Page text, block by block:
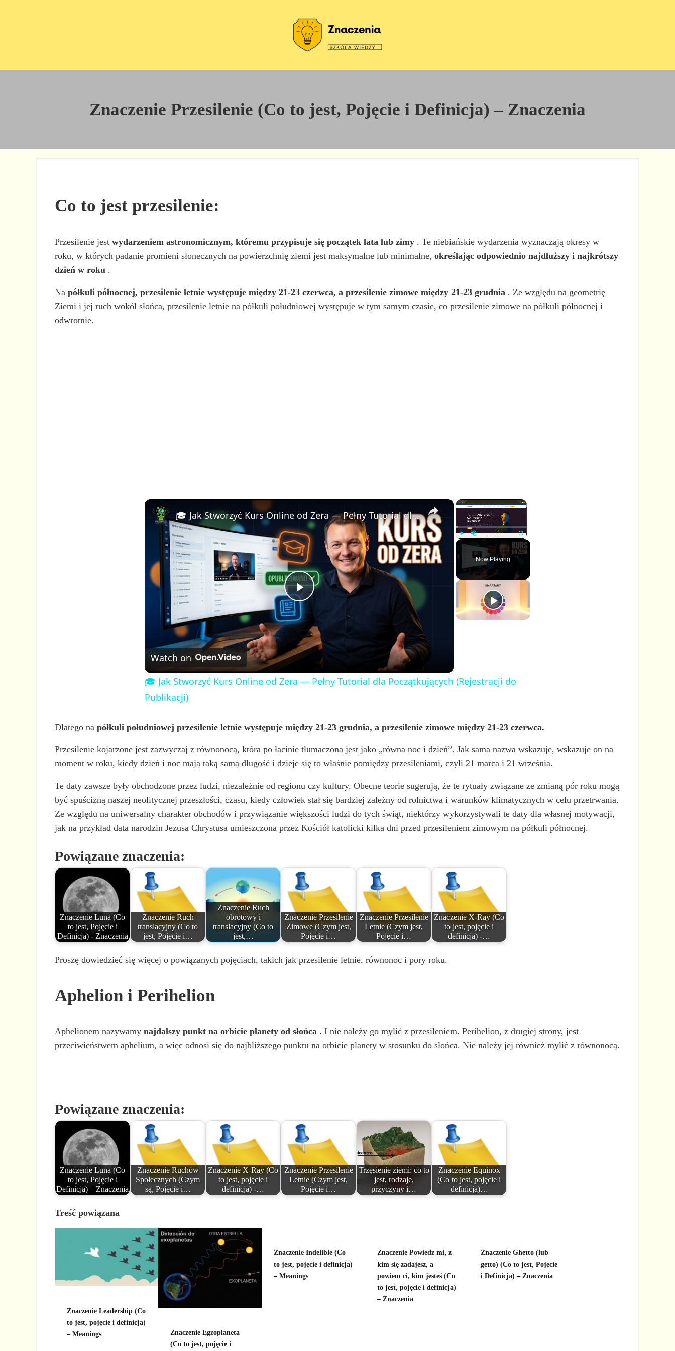
Znaczenie Przesilenie (Co to jest, Pojęcie i Definicja) – Znaczenia
Co to jest przesilenie:
Przesilenie jestwydarzeniem astronomicznym, któremu przypisuje się początek lata lub zimy . Te niebiańskie wydarzenia wyznaczają okresy w
roku, w których padanie promieni słonecznych na powierzchnię ziemi jest maksymalne lub minimalne,określając odpowiednio najdłuższy i najkrótszy
dzień w roku .
Napółkuli północnej, przesilenie letnie występuje między 21-23 czerwca, a przesilenie zimowe między 21-23 grudnia . Ze względu na geometrię
Ziemi i jej ruch wokół słońca, przesilenie letnie na półkuli południowej występuje w tym samym czasie, co przesilenie zimowe na półkuli północnej i
odwrotnie.
×
P
a
y
n
u
F
l
Now Playing
×
P
a
V
i
d
e
🎓 Jak Stworzyć Kurs Online od Zera — Pełny Tutorial dla Początkujących (Rejestracji do Publikacji)
Watch on
🎓 Jak Stworzyć Kurs Online od Zera — Pełny Tutorial dla Początkujących (Rejestracji do
Publikacji)
Dlatego napółkuli południowej przesilenie letnie występuje między 21-23 grudnia, a przesilenie zimowe między 21-23 czerwca.
Przesilenie kojarzone jest zazwyczaj z równonocą, która po łacinie tłumaczona jest jako „równa noc i dzień”. Jak sama nazwa wskazuje, wskazuje on na
moment w roku, kiedy dzień i noc mają taką samą długość i dzieje się to właśnie pomiędzy przesileniami, czyli 21 marca i 21 września.
Te daty zawsze były obchodzone przez ludzi, niezależnie od regionu czy kultury. Obecne teorie sugerują, że te rytuały związane ze zmianą pór roku mogą
być spuścizną naszej neolitycznej przeszłości, czasu, kiedy człowiek stał się bardziej zależny od rolnictwa i warunków klimatycznych w celu przetrwania.
Ze względu na uniwersalny charakter obchodów i przywiązanie większości ludzi do tych świąt, niektórzy wykorzystywali te daty dla własnej motywacji,
jak na przykład data narodzin Jezusa Chrystusa umieszczona przez Kościół katolicki kilka dni przed przesileniem zimowym na półkuli północnej.
Powiązane znaczenia:
Znaczenie Luna (Co
to jest, Pojęcie i
Definicja) - Znaczenia
Znaczenie Ruch
translacyjny (Co to
jest, Pojęcie i…
Znaczenie Ruch
obrotowy i
translacyjny (Co to
jest,…
Znaczenie Przesilenie
Zimowe (Czym jest,
Pojęcie i…
Znaczenie Przesilenie
Letnie (Czym jest,
Pojęcie i…
Znaczenie X-Ray (Co
to jest, pojęcie i
definicja) -…
Proszę dowiedzieć się więcej o powiązanych pojęciach, takich jak przesilenie letnie, równonoc i pory roku.
Aphelion i Perihelion
Aphelionem nazywamynajdalszy punkt na orbicie planety od słońca . I nie należy go mylić z przesileniem. Perihelion, z drugiej strony, jest
przeciwieństwem aphelium, a więc odnosi się do najbliższego punktu na orbicie planety w stosunku do słońca. Nie należy jej również mylić z równonocą.
Powiązane znaczenia:
Znaczenie Luna (Co
to jest, Pojęcie i
Definicja) – Znaczenia
Znaczenie Ruchów
Społecznych (Czym
są, Pojęcie i…
Znaczenie X-Ray (Co
to jest, pojęcie i
definicja) -…
Znaczenie Przesilenie
Letnie (Czym jest,
Pojęcie i…
Trzęsienie ziemi: co to
jest, rodzaje,
przyczyny i…
Znaczenie Equinox
(Co to jest, pojęcie i
definicja)…
Treść powiązana
Znaczenie Leadership (Co
to jest, pojęcie i definicja)
– Meanings
Znaczenie Egzoplaneta
(Co to jest, pojęcie i
Znaczenie Indelible (Co
to jest, pojęcie i definicja)
– Meanings
Znaczenie Powiedz mi, z
kim się zadajesz, a
powiem ci, kim jesteś (Co
to jest, pojęcie i definicja)
– Znaczenia
Znaczenie Ghetto (lub
getto) (Co to jest, Pojęcie
i Definicja) – Znaczenia